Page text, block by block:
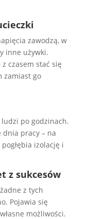
zawodzą, w
inne używki.
czasem stać się
zamiast go
ludzi po godzinach.
dnia pracy – na
izolację i
z sukcesów
z tych
Pojawia się
możliwości.